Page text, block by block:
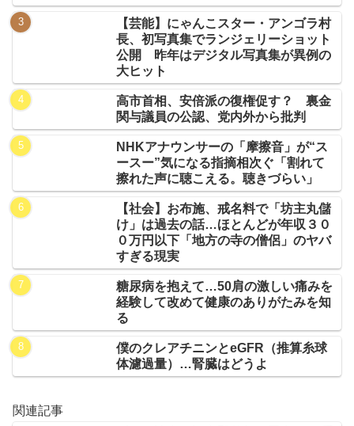
【芸能】にゃんこスター・アンゴラ村
長、初写真集でランジェリーショット
公開 昨年はデジタル写真集が異例の
大ヒット
高市首相、安倍派の復権促す？ 裏金
関与議員の公認、党内外から批判
NHKアナウンサーの「摩擦音」が“ス
ースー”気になる指摘相次ぐ「割れて
擦れた声に聴こえる。聴きづらい」
【社会】お布施、戒名料で「坊主丸儲
け」は過去の話…ほとんどが年収３０
０万円以下「地方の寺の僧侶」のヤバ
すぎる現実
糖尿病を抱えて…50肩の激しい痛みを
経験して改めて健康のありがたみを知
る
僕のクレアチニンとeGFR（推算糸球
体濾過量）…腎臓はどうよ
関連記事